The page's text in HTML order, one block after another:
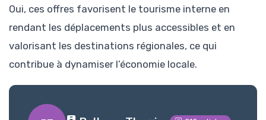
Oui, ces offres favorisent le tourisme interne en
rendant les déplacements plus accessibles et en
valorisant les destinations régionales, ce qui
contribue à dynamiser l’économie locale.